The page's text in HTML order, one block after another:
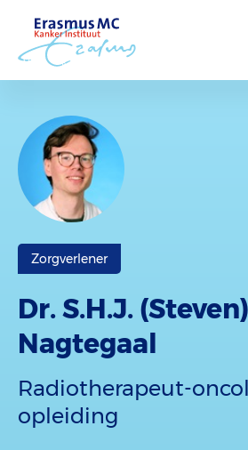
Zorgverlener
Dr. S.H.J. (Steven)
Nagtegaal
Radiotherapeut-
opleiding